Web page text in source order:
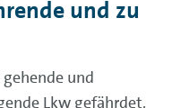
und zu
und
Lkw gefährdet.